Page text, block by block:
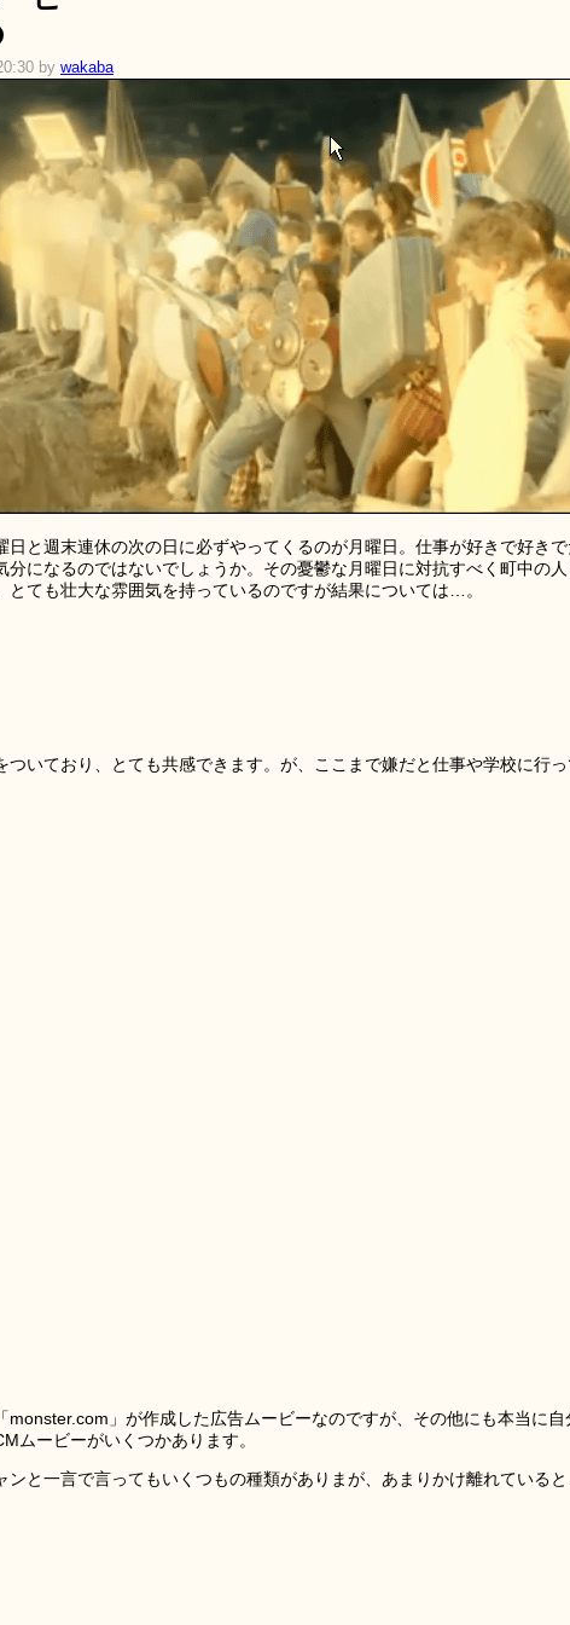
by wakaba
日と週末連休の次の日に必ずやってくるのが月曜日。仕事が好きで好き
分になるのではないでしょうか。その憂鬱な月曜日に対抗すべく町中の
とても壮大な雰囲気を持っているのですが結果については…。
ついており、とても共感できます。が、ここまで嫌だと仕事や学校に行っ
monster.com」が作成した広告ムービーなのですが、その他にも本当に
ムービーがいくつかあります。
ンと一言で言ってもいくつもの種類がありまが、あまりかけ離れていると